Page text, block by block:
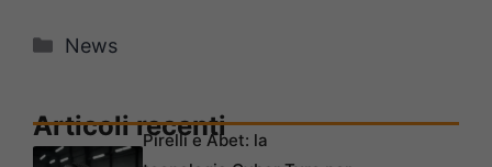
Categorie
News
Articoli recenti
Pirelli e Abet: la